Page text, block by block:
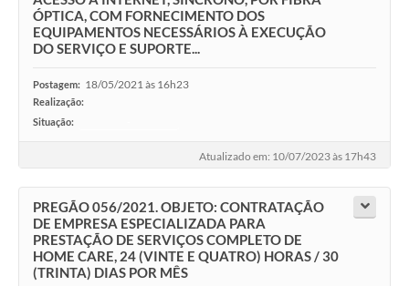
ÓPTICA, COM FORNECIMENTO DOS
EQUIPAMENTOS NECESSÁRIOS À EXECUÇÃO
DO SERVIÇO E SUPORTE...
Postagem: 18/05/2021 às 16h23
Realização:
Situação:
Atualizado em: 10/07/2023 às 17h43
PREGÃO 056/2021. OBJETO: CONTRATAÇÃO
DE EMPRESA ESPECIALIZADA PARA
PRESTAÇÃO DE SERVIÇOS COMPLETO DE
HOME CARE, 24 (VINTE E QUATRO) HORAS / 30
(TRINTA) DIAS POR MÊS